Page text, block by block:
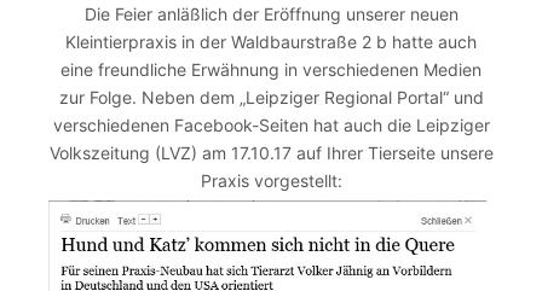
Die Feier anläßlich der Eröffnung unserer neuen
Kleintierpraxis in der Waldbaurstraße 2 b hatte auch
eine freundliche Erwähnung in verschiedenen Medien
zur Folge. Neben dem „Leipziger Regional Portal“ und
verschiedenen Facebook-Seiten hat auch die Leipziger
Volkszeitung (LVZ) am 17.10.17 auf Ihrer Tierseite unsere
Praxis vorgestellt: